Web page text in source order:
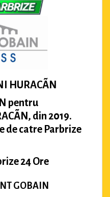
HURACÃN
pentru
din 2019.
de catre Parbrize
24 Ore
GOBAIN